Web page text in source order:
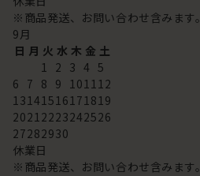
※商品発送、お問い合わせ含みます。
9月
日 月 火 水 木 金 土
1 2 3 4 5
6 7 8 9 101112
13141516171819
20212223242526
27282930
休業日
※商品発送、お問い合わせ含みます。